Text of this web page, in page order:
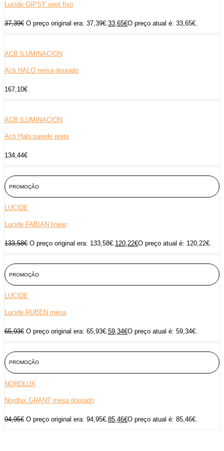
Lucide GIPSY spot fixo
37,39€ O preço original era: 37,39€.33,65€O preço atual é: 33,65€.
ACB ILUMINACION
Acb HALO mesa dourado
167,10€
ACB ILUMINACION
Acb Halo parede preto
134,44€
PROMOÇÃO
LUCIDE
Lucide FABIAN linear
133,58€ O preço original era: 133,58€.120,22€O preço atual é: 120,22€.
PROMOÇÃO
LUCIDE
Lucide RUBEN mesa
65,93€ O preço original era: 65,93€. 59,34€O preço atual é: 59,34€.
PROMOÇÃO
NORDLUX
Nordlux GRANT mesa dourado
94,95€ O preço original era: 94,95€. 85,46€O preço atual é: 85,46€.